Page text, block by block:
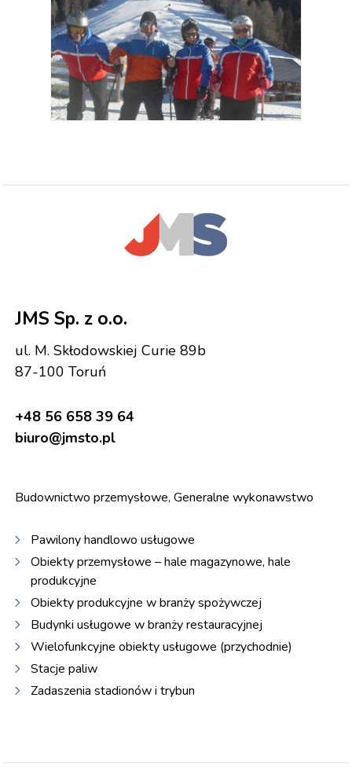
JMS Sp. z o.o.
ul. M. Skłodowskiej Curie 89b
87-100 Toruń
+48 56 658 39 64
biuro@jmsto.pl
Budownictwo przemysłowe, Generalne wykonawstwo
Pawilony handlowo usługowe
Obiekty przemysłowe – hale magazynowe, hale
produkcyjne
Obiekty produkcyjne w branży spożywczej
Budynki usługowe w branży restauracyjnej
Wielofunkcyjne obiekty usługowe (przychodnie)
Stacje paliw
Zadaszenia stadionów i trybun